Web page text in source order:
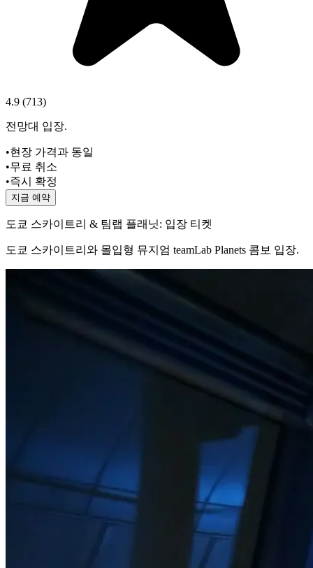
4.9 (713)
전망대 입장.
•현장 가격과 동일
•무료 취소
•즉시 확정
지금 예약
도쿄 스카이트리 & 팀랩 플래닛: 입장 티켓
도쿄 스카이트리와 몰입형 뮤지엄 teamLab Planets 콤보 입장.